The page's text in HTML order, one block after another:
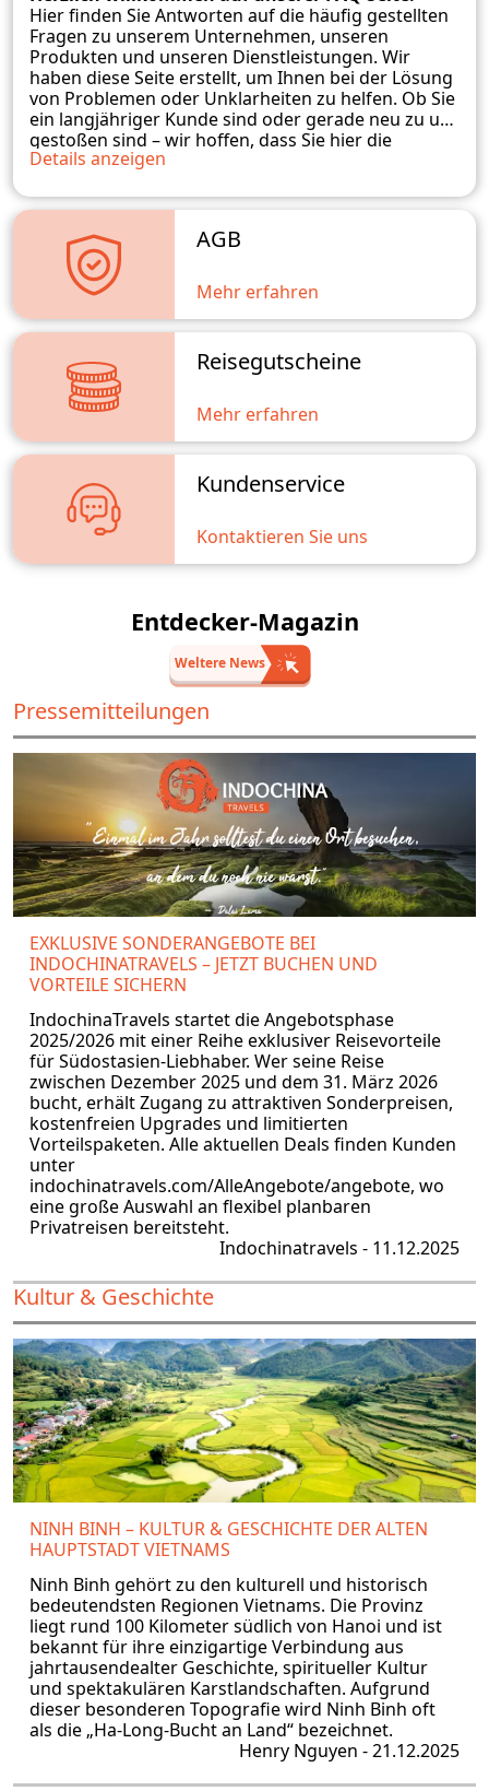
Hier finden Sie Antworten auf die häufig gestellten
Fragen zu unserem Unternehmen, unseren
Produkten und unseren Dienstleistungen. Wir
haben diese Seite erstellt, um Ihnen bei der Lösung
von Problemen oder Unklarheiten zu helfen. Ob Sie
ein langjähriger Kunde sind oder gerade neu zu uns
gestoßen sind – wir hoffen, dass Sie hier die
benötigten Informationen finden. Sollten Sie
kontaktieren. Wir stehen Ihnen gerne zur
weiterzuhelfen.
Details anzeigen
AGB
Mehr erfahren
Reisegutscheine
Mehr erfahren
Kundenservice
Kontaktieren Sie uns
Entdecker-Magazin
Weltere News
Pressemitteilungen
EXKLUSIVE SONDERANGEBOTE BEI
INDOCHINATRAVELS – JETZT BUCHEN UND
VORTEILE SICHERN
IndochinaTravels startet die Angebotsphase
2025/2026 mit einer Reihe exklusiver Reisevorteile
für Südostasien-Liebhaber. Wer seine Reise
zwischen Dezember 2025 und dem 31. März 2026
bucht, erhält Zugang zu attraktiven Sonderpreisen,
kostenfreien Upgrades und limitierten
Vorteilspaketen. Alle aktuellen Deals finden Kunden
unter
indochinatravels.com/AlleAngebote/angebote, wo
eine große Auswahl an flexibel planbaren
Privatreisen bereitsteht.
Indochinatravels - 11.12.2025
Kultur & Geschichte
NINH BINH – KULTUR & GESCHICHTE DER ALTEN
HAUPTSTADT VIETNAMS
Ninh Binh gehört zu den kulturell und historisch
bedeutendsten Regionen Vietnams. Die Provinz
liegt rund 100 Kilometer südlich von Hanoi und ist
bekannt für ihre einzigartige Verbindung aus
jahrtausendealter Geschichte, spiritueller Kultur
und spektakulären Karstlandschaften. Aufgrund
dieser besonderen Topografie wird Ninh Binh oft
als die „Ha-Long-Bucht an Land“ bezeichnet.
Henry Nguyen - 21.12.2025